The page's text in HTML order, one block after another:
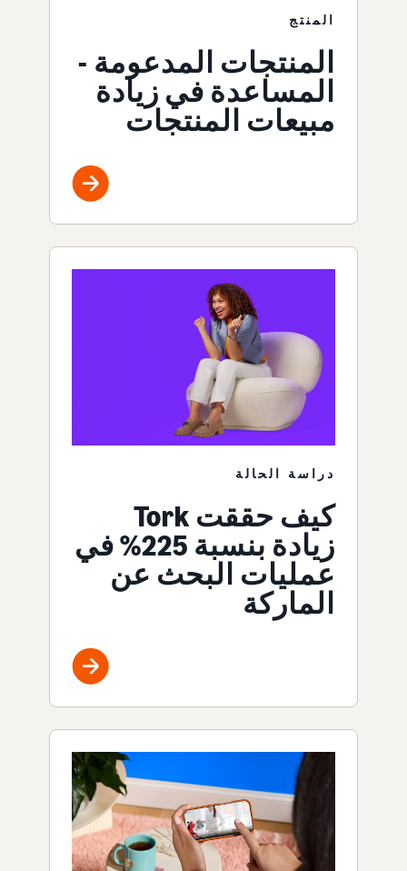
المنتج
المنتجات المدعومة -
المساعدة في زيادة
مبيعات المنتجات
دراسة الحالة
كيف حققت Tork
زيادة بنسبة 225% في
عمليات البحث عن
الماركة